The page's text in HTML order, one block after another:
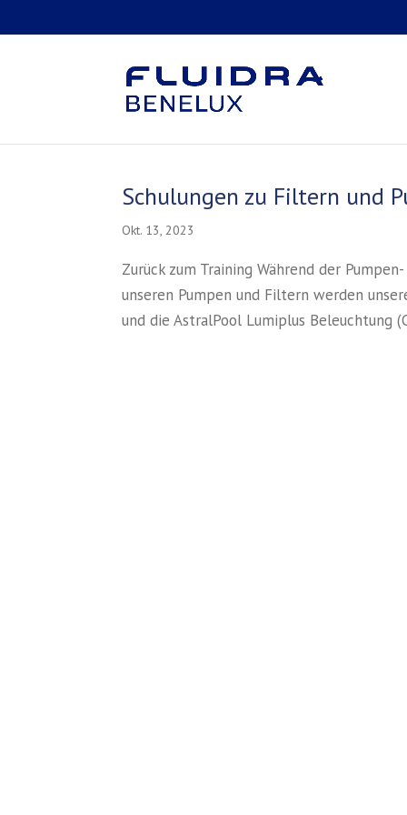
Schulungen zu Filtern und
Okt. 13, 2023
Zurück zum Training Während der
unseren Pumpen und Filtern werden
und die AstralPool Lumiplus Beleuchtung